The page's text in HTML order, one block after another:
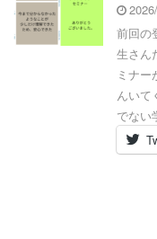
前回の
生さん
ミナー
んいて
でない